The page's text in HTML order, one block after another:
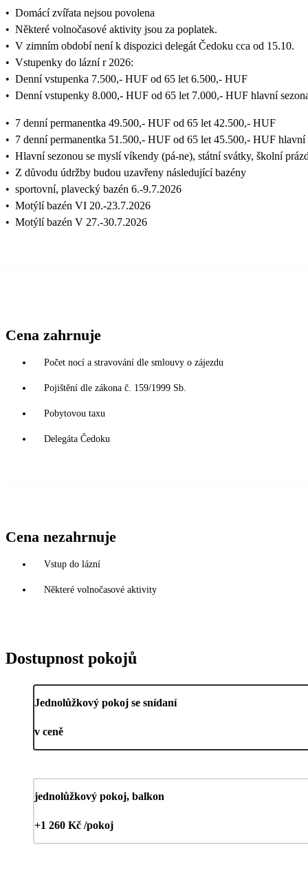
• Domácí zvířata nejsou povolena
• Některé volnočasové aktivity jsou za poplatek.
• V zimním období není k dispozici delegát Čedoku cca od 15.10.
• Vstupenky do lázní r 2026:
• Denní vstupenka 7.500,- HUF od 65 let 6.500,- HUF
• Denní vstupenky 8.000,- HUF od 65 let 7.000,- HUF hlavní
• 7 denní permanentka 49.500,- HUF od 65 let 42.500,- HUF
• 7 denní permanentka 51.500,- HUF od 65 let 45.500,- HUF hlavní
• Hlavní sezonou se myslí víkendy (pá-ne), státní svátky, školní
• Z důvodu údržby budou uzavřeny následující bazény
• sportovní, plavecký bazén 6.-9.7.2026
• Motýlí bazén VI 20.-23.7.2026
• Motýlí bazén V 27.-30.7.2026
Cena zahrnuje
Počet nocí a stravování dle smlouvy o zájezdu
Pojištění dle zákona č. 159/1999 Sb.
Pobytovou taxu
Delegáta Čedoku
Cena nezahrnuje
Vstup do lázní
Některé volnočasové aktivity
Dostupnost pokojů
Jednolůžkový pokoj se snídaní
v ceně
jednolůžkový pokoj, balkon
+1 260 Kč /pokoj